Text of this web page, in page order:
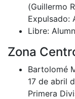
(Guillermo
Expulsado:
Libre:
Zona
Bartolomé
17 de abril
Primera